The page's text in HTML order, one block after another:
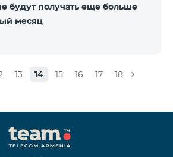
будут получать еще больше
месяц
13 14 15 16 17 18